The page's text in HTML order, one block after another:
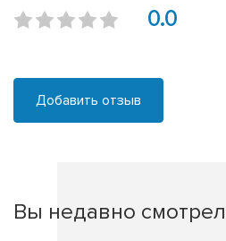
0.0
Добавить отзыв
Вы недавно